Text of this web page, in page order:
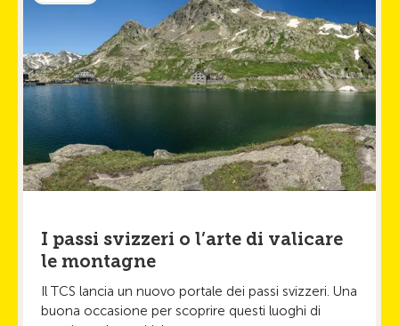
I passi svizzeri o l’arte di valicare
le montagne
Il TCS lancia un nuovo portale dei passi svizzeri. Una
buona occasione per scoprire questi luoghi di